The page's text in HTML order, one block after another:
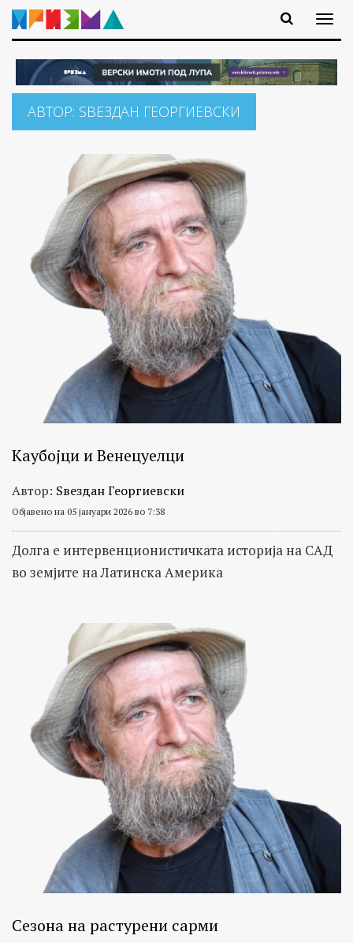
АВТОР: ЅВЕЗДАН ГЕОРГИЕВСКИ
Каубојци и Венецуелци
Автор: Ѕвездан Георгиевски
Објавено на 05 јануари 2026 во 7:38
Долга е интервенционистичката историја на САД
во земјите на Латинска Америка
Сезона на растурени сарми